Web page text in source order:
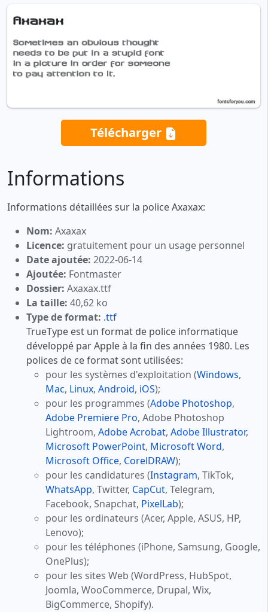
Télécharger
Informations
Informations détaillées sur la police Axaxax:
Nom: Axaxax
Licence: gratuitement pour un usage personnel
Date ajoutée: 2022-06-14
Ajoutée: Fontmaster
Dossier: Axaxax.ttf
La taille: 40,62 ko
Type de format: .ttf
TrueType est un format de police informatique
développé par Apple à la fin des années 1980. Les
polices de ce format sont utilisées:
pour les systèmes d'exploitation (Windows,
Mac, Linux, Android, iOS);
pour les programmes (Adobe Photoshop,
Adobe Premiere Pro, Adobe Photoshop
Lightroom, Adobe Acrobat, Adobe Illustrator,
Microsoft PowerPoint, Microsoft Word,
Microsoft Office, CorelDRAW);
pour les candidatures (Instagram, TikTok,
WhatsApp, Twitter, CapCut, Telegram,
Facebook, Snapchat, PixelLab);
pour les ordinateurs (Acer, Apple, ASUS, HP,
Lenovo);
pour les téléphones (iPhone, Samsung, Google,
OnePlus);
pour les sites Web (WordPress, HubSpot,
Joomla, WooCommerce, Drupal, Wix,
BigCommerce, Shopify).